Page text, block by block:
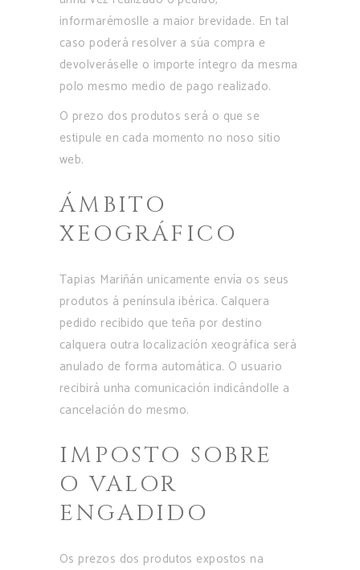
informarémoslle a maior brevidade. En tal
caso poderá resolver a súa compra e
devolveráselle o importe íntegro da mesma
polo mesmo medio de pago realizado.
O prezo dos produtos será o que se
estipule en cada momento no noso sitio
web.
ÁMBITO
XEOGRÁFICO
Tapias Mariñán unicamente envía os seus
produtos á península ibérica. Calquera
pedido recibido que teña por destino
calquera outra localización xeográfica será
anulado de forma automática. O usuario
recibirá unha comunicación indicándolle a
cancelación do mesmo.
IMPOSTO SOBRE
O VALOR
ENGADIDO
Os prezos dos produtos expostos na